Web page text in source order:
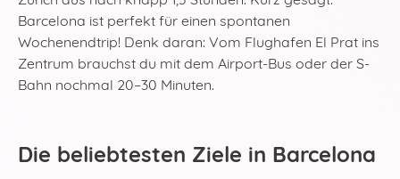
Barcelona ist perfekt für einen spontanen
Wochenendtrip! Denk daran: Vom Flughafen El Prat ins
Zentrum brauchst du mit dem Airport-Bus oder der S-
Bahn nochmal 20–30 Minuten.
Die beliebtesten Ziele in Barcelona